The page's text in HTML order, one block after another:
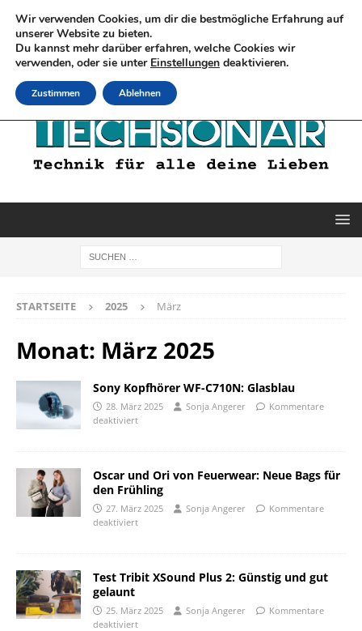
STARTSEITE 2025 März
Monat: März 2025
Sony Kopfhörer WF-C710N: Glasblau
28. März 2025 Sonja Angerer
Kommentare
deaktiviert
Oscar und Ori von Feuerwear: Neue Bags für
den Frühling
27. März 2025 Sonja Angerer
Kommentare
deaktiviert
Test Tribit XSound Plus 2: Günstig und gut
gelaunt
25. März 2025 Sonja Angerer
Kommentare
deaktiviert
Wir verwenden Cookies, um dir die bestmögliche Erfahrung auf
unserer Website zu bieten.
Du kannst mehr darüber erfahren, welche Cookies wir
verwenden, oder sie unter Einstellungen deaktivieren.
Zustimmen Ablehnen